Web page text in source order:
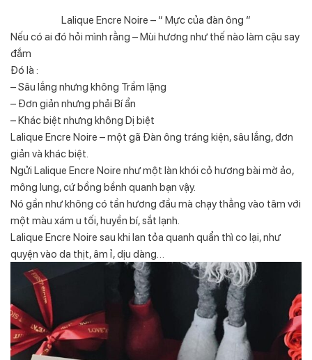
Lalique Encre Noire – “ Mực của đàn ông “
Nếu có ai đó hỏi mình rằng – Mùi hương như thế nào làm cậu say
đắm
Đó là :
– Sâu lắng nhưng không Trầm lặng
– Đơn giản nhưng phải Bí ẩn
– Khác biệt nhưng không Dị biệt
Lalique Encre Noire – một gã Đàn ông tráng kiện, sâu lắng, đơn
giản và khác biệt.
Ngửi Lalique Encre Noire như một làn khói cỏ hương bài mờ ảo,
mông lung, cứ bồng bềnh quanh bạn vậy.
Nó gần như không có tần hương đầu mà chạy thẳng vào tâm với
một màu xám u tối, huyền bí, sắt lạnh.
Lalique Encre Noire sau khi lan tỏa quanh quẩn thì co lại, như
quyện vào da thịt, âm ỉ, dịu dàng…